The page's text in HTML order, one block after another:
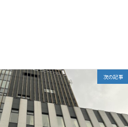
次の記事